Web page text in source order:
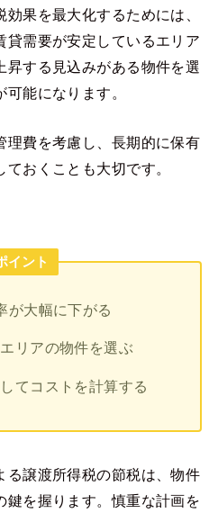
果を最大化するためには、
貸需要が安定しているエリア
昇する見込みがある物件を選
能になります。
理費を考慮し、長期的に保有
おくことも大切です。
イント
が大幅に下がる
リアの物件を選ぶ
てコストを計算する
る譲渡所得税の節税は、物件
鍵を握ります。慎重な計画を